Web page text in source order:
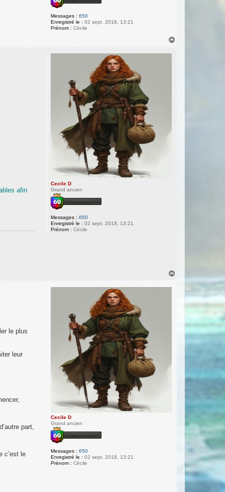
Messages : 650
Enregistré le : 02 sept. 2018, 13:21
Prénom : Cécile
Cecile D
Grand ancien
Messages : 650
Enregistré le : 02 sept. 2018, 13:21
Prénom : Cécile
afin
Cecile D
Grand ancien
Messages : 650
Enregistré le : 02 sept. 2018, 13:21
Prénom : Cécile
le plus
leur
part,
c’est le